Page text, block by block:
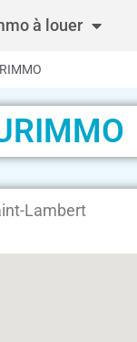
à louer
Lambert